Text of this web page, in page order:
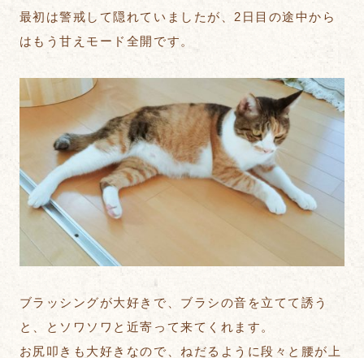
最初は警戒して隠れていましたが、2日目の途中から
はもう甘えモード全開です。
ブラッシングが大好きで、ブラシの音を立てて誘う
と、とソワソワと近寄って来てくれます。
お尻叩きも大好きなので、ねだるように段々と腰が上